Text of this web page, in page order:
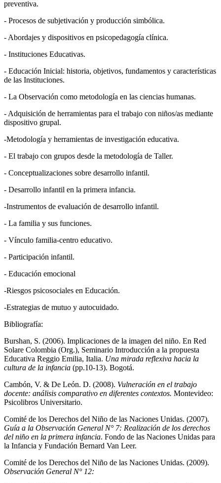
preventiva.
- Procesos de subjetivación y producción simbólica.
- Abordajes y dispositivos en psicopedagogía clínica.
- Instituciones Educativas.
- Educación Inicial: historia, objetivos, fundamentos y características
de las Instituciones.
- La Observación como metodología en las ciencias humanas.
- Adquisición de herramientas para el trabajo con niños/as mediante
dispositivo grupal.
-Metodología y herramientas de investigación educativa.
- El trabajo con grupos desde la metodología de Taller.
- Conceptualizaciones sobre desarrollo infantil.
- Desarrollo infantil en la primera infancia.
-Instrumentos de evaluación de desarrollo infantil.
- La familia y sus funciones.
- Vínculo familia-centro educativo.
- Participación infantil.
- Educación emocional
-Riesgos psicosociales en Educación.
-Estrategias de mutuo y autocuidado.
Bibliografía:
Burshan, S. (2006). Implicaciones de la imagen del niño. En Red
Solare Colombia (Org.), Seminario Introducción a la propuesta
Educativa Reggio Emilia, Italia. Una mirada reflexiva hacia la
cultura de la infancia (pp.10-13). Bogotá.
Cambón, V. & De León. D. (2008). Vulneración en el trabajo
docente: análisis comparativo en diferentes contextos. Montevideo:
Psicolibros Universitario.
Comité de los Derechos del Niño de las Naciones Unidas. (2007).
Guía a la Observación General N° 7: Realización de los derechos
del niño en la primera infancia. Fondo de las Naciones Unidas para
la Infancia y Fundación Bernard Van Leer.
Comité de los Derechos del Niño de las Naciones Unidas. (2009).
Observación General N° 12: